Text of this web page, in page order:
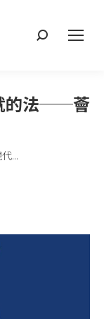
搜
的法──薈
...